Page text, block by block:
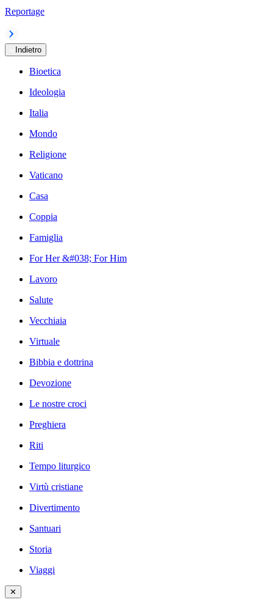
Reportage
Indietro
Bioetica
Ideologia
Italia
Mondo
Religione
Vaticano
Casa
Coppia
Famiglia
For Her &#038; For Him
Lavoro
Salute
Vecchiaia
Virtuale
Bibbia e dottrina
Devozione
Le nostre croci
Preghiera
Riti
Tempo liturgico
Virtù cristiane
Divertimento
Santuari
Storia
Viaggi
✕